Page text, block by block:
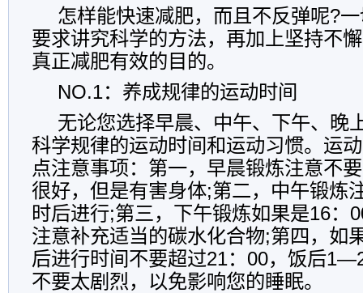
怎样能快速减肥，而且不反弹呢?
要求讲究科学的方法，再加上坚持不
真正减肥有效的目的。
NO.1：养成规律的运动时间
无论您选择早晨、中午、下午、晚
科学规律的运动时间和运动习惯。运
点注意事项：第一，早晨锻炼注意不
很好，但是有害身体;第二，中午锻炼
时后进行;第三，下午锻炼如果是16
注意补充适当的碳水化合物;第四，如
后进行时间不要超过21：00，饭后
不要太剧烈，以免影响您的睡眠。